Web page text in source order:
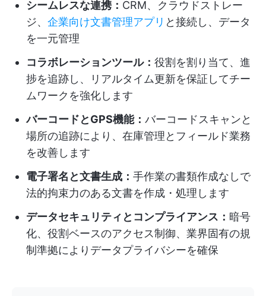
シームレスな連携： CRM、クラウドストレー
ジ、 企業向け文書管理アプリ と接続し、データ
を一元管理
コラボレーションツール： 役割を割り当て、進
捗を追跡し、リアルタイム更新を保証してチー
ムワークを強化します
バーコードとGPS機能： バーコードスキャンと
場所の追跡により、在庫管理とフィールド業務
を改善します
電子署名と文書生成： 手作業の書類作成なしで
法的拘束力のある文書を作成・処理します
データセキュリティとコンプライアンス： 暗号
化、役割ベースのアクセス制御、業界固有の規
制準拠によりデータプライバシーを確保